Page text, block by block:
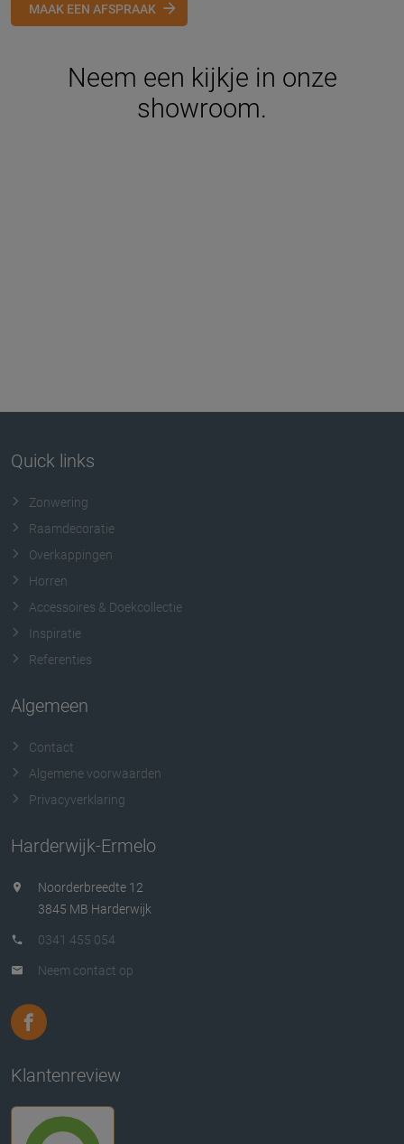
MAAK EEN AFSPRAAK
Neem een kijkje in onze
showroom.
Quick links
Zonwering
Raamdecoratie
Overkappingen
Horren
Accessoires & Doekcollectie
Inspiratie
Referenties
Algemeen
Contact
Algemene voorwaarden
Privacyverklaring
Harderwijk-Ermelo
Noorderbreedte 12
3845 MB Harderwijk
0341 455 054
Neem contact op
Klantenreview